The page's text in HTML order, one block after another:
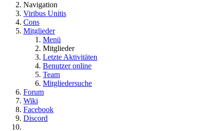
Navigation
Viribus Unitis
Cons
Mitglieder
Menü
Mitglieder
Letzte Aktivitäten
Benutzer online
Team
Mitgliedersuche
Forum
Wiki
Facebook
Discord